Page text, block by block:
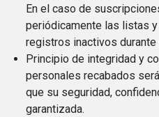
En el caso de
periódicamente las listas
registros inactivos
Principio de integridad y
personales recabados
que su seguridad,
garantizada.